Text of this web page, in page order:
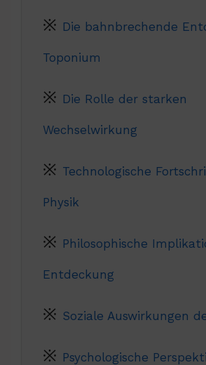
Die bahnbrechende
Toponium
Die Rolle der starken
Wechselwirkung
Technologische
Physik
Philosophische
Entdeckung
Soziale Auswirkungen
Psychologische